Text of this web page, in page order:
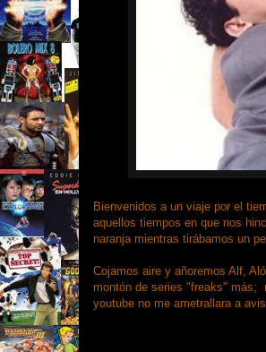
Bienvenidos a un viaje por el
aquellos tiempos en que nos
naranja mientras tirábamos un
Cojamos aire y añoremos Alf,
montón de series "freaks" más;
youtube no me ametrallara a